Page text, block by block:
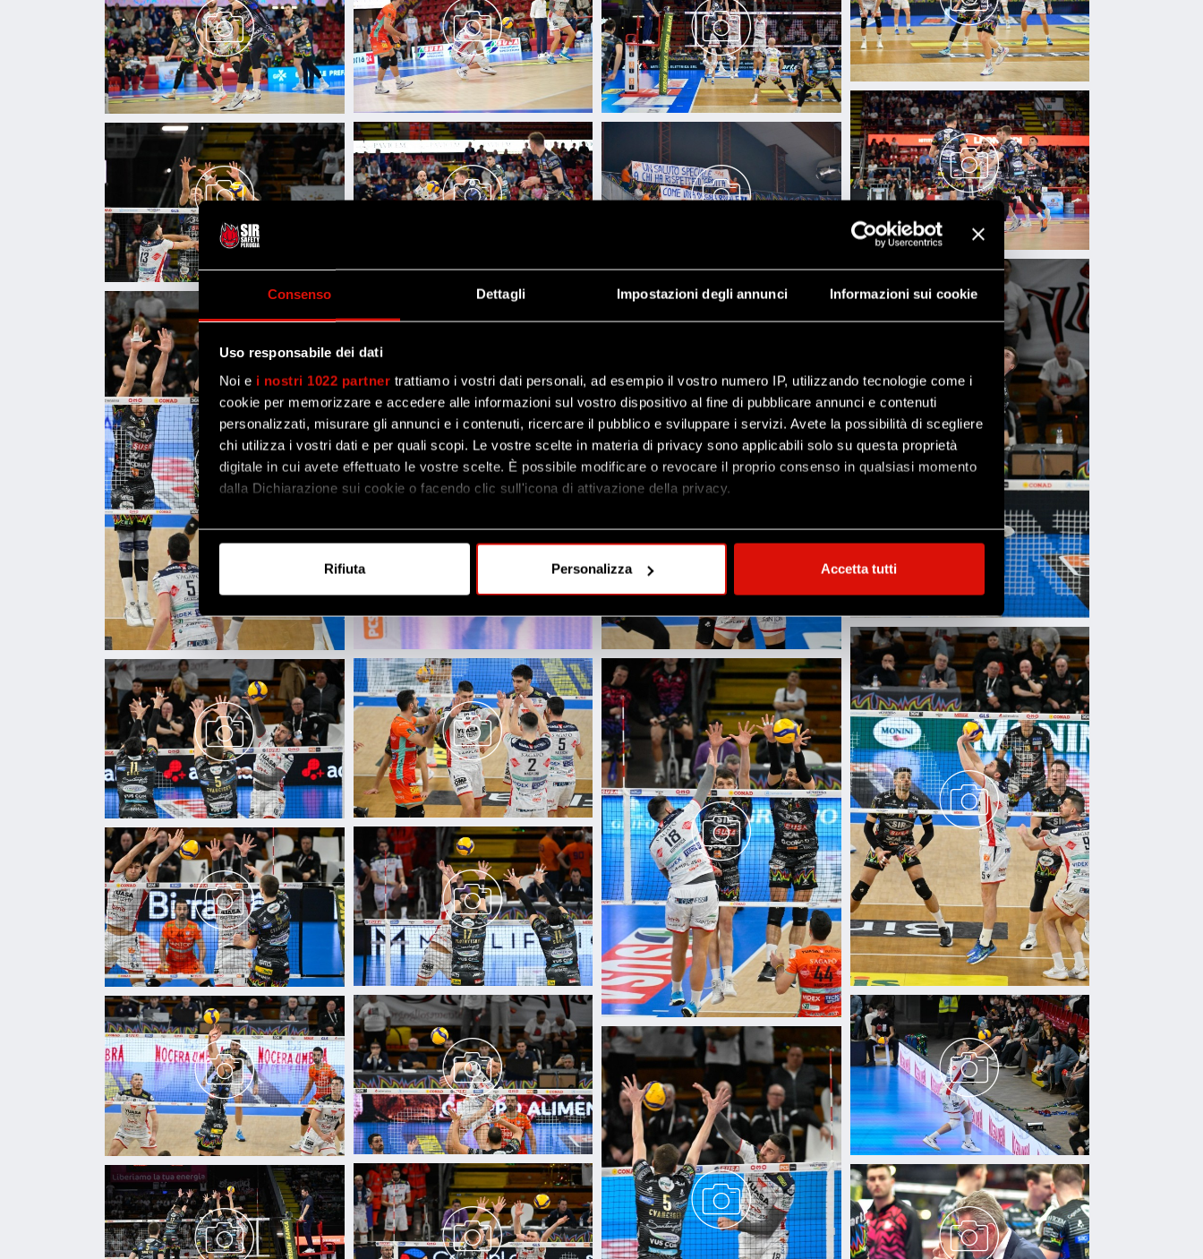
Consenso Dettagli Impostazioni degli annunci Informazioni sui cookie
Uso responsabile dei dati
Noi e i nostri 1022 partner trattiamo i vostri dati personali, ad esempio il vostro numero IP, utilizzando tecnologie come i
cookie per memorizzare e accedere alle informazioni sul vostro dispositivo al fine di pubblicare annunci e contenuti
personalizzati, misurare gli annunci e i contenuti, ricercare il pubblico e sviluppare i servizi. Avete la possibilità di scegliere
chi utilizza i vostri dati e per quali scopi. Le vostre scelte in materia di privacy sono applicabili solo su questa proprietà
digitale in cui avete effettuato le vostre scelte. È possibile modificare o revocare il proprio consenso in qualsiasi momento
dalla Dichiarazione sui cookie o facendo clic sull'icona di attivazione della privacy.
Con il tuo consenso, vorremmo anche:
Identificare il tuo dispositivo, scansionandolo attivamente alla ricerca di caratteristiche specifiche (impronte
digitali).
Approfondisci come vengono elaborati i tuoi dati personali e imposta le tue preferenze nella
sezione dettagli. Puoi
modificare o ritirare il tuo consenso in qualsiasi momento dalla Dichiarazione sui cookie.
Utilizziamo i cookie per personalizzare contenuti ed annunci, per fornire funzionalità dei social media e per analizzare il
nostro traffico. Condividiamo inoltre informazioni sul modo in cui utilizzi il nostro sito con i nostri partner che si occupano
di analisi dei dati web, pubblicità e social media, i quali potrebbero combinarle con altre informazioni che hai fornito loro o
che hanno raccolto dal tuo utilizzo dei loro servizi.
Rifiuta Personalizza Accetta tutti